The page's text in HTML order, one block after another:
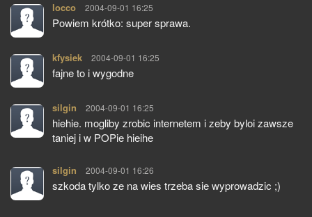
locco pisze:
2004-09-01 16:25
Powiem krótko: super sprawa.
kfysiek pisze:
2004-09-01 16:25
fajne to i wygodne
silgin pisze:
2004-09-01 16:25
hiehie. mogliby zrobic internetem i zeby byloi zawsze
taniej i w POPie hieihe
silgin pisze:
2004-09-01 16:26
szkoda tylko ze na wies trzeba sie wyprowadzic ;)